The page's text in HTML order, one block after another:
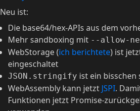
Neu ist:
Die base64/hex-APIs aus dem
Mehr sandboxing mit --allow-
WebStorage (ich berichtete) ist
eingeschaltet
JSON.stringify ist ein bisschen
WebAssembly kann jetzt JSPI.
Funktionen jetzt Promise-